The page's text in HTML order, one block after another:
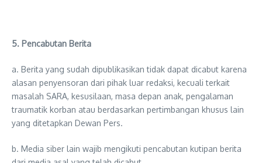
5. Pencabutan Berita
a. Berita yang sudah dipublikasikan tidak dapat dicabut karena
alasan penyensoran dari pihak luar redaksi, kecuali terkait
masalah SARA, kesusilaan, masa depan anak, pengalaman
traumatik korban atau berdasarkan pertimbangan khusus lain
yang ditetapkan Dewan Pers.
b. Media siber lain wajib mengikuti pencabutan kutipan berita